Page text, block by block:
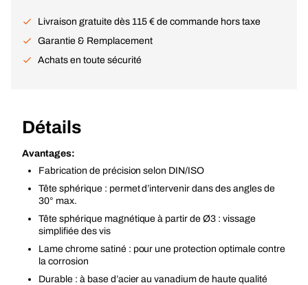
Livraison gratuite dès 115 € de commande hors taxe
Garantie & Remplacement
Achats en toute sécurité
Détails
Avantages:
Fabrication de précision selon DIN/ISO
Tête sphérique : permet d’intervenir dans des angles de
30° max.
Tête sphérique magnétique à partir de Ø3 : vissage
simplifiée des vis
Lame chrome satiné : pour une protection optimale contre
la corrosion
Durable : à base d’acier au vanadium de haute qualité